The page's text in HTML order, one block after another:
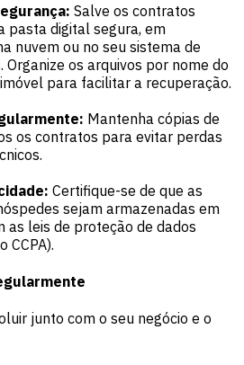
Salve os contratos
pasta digital segura, em
nuvem ou no seu sistema de
Organize os arquivos por nome do
para facilitar a recuperação.
Mantenha cópias de
os contratos para evitar perdas
Certifique-se de que as
sejam armazenadas em
as leis de proteção de dados
CCPA).
junto com o seu negócio e o